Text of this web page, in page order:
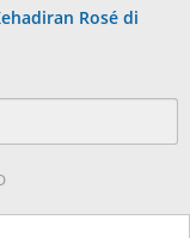
Rosé di